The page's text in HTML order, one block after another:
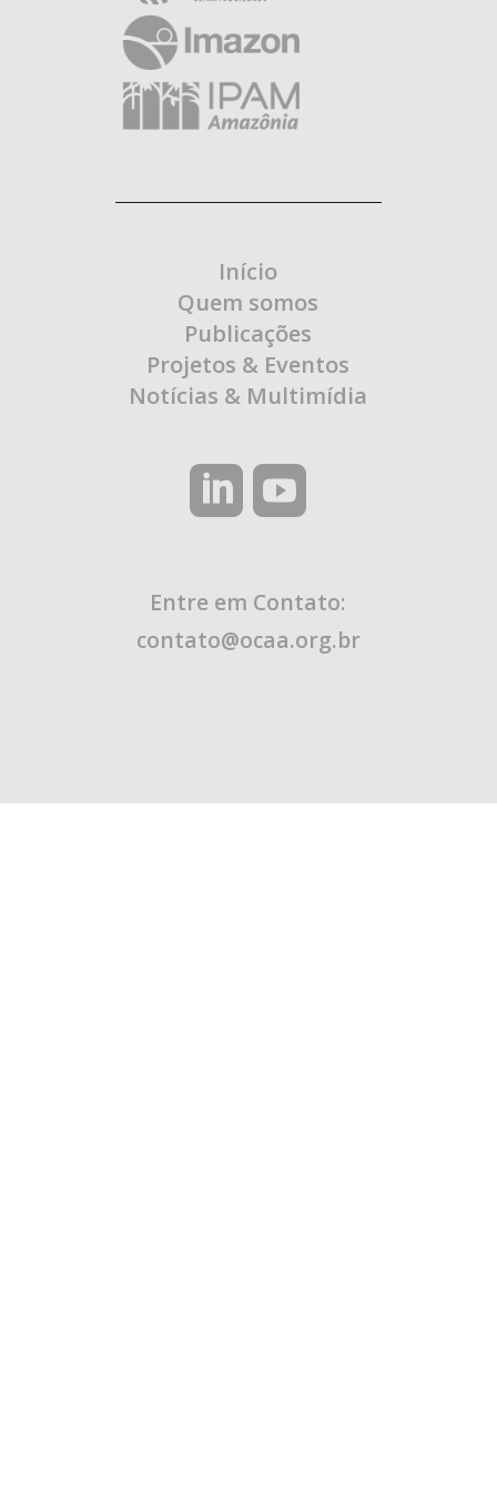
Início
Quem somos
Publicações
Projetos & Eventos
Notícias & Multimídia
Entre em Contato:
contato@ocaa.org.br